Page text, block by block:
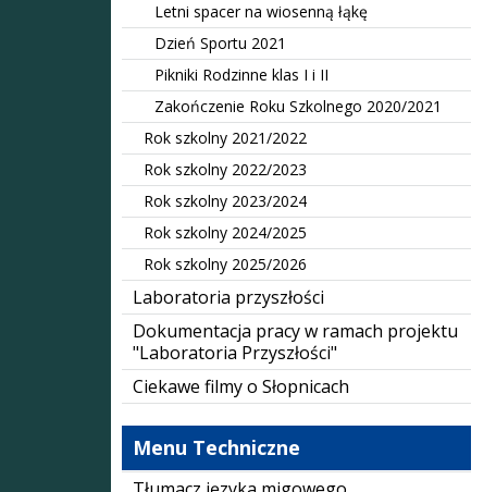
Letni spacer na wiosenną łąkę
Dzień Sportu 2021
Pikniki Rodzinne klas I i II
Zakończenie Roku Szkolnego 2020/2021
Rok szkolny 2021/2022
Rok szkolny 2022/2023
Rok szkolny 2023/2024
Rok szkolny 2024/2025
Rok szkolny 2025/2026
Laboratoria przyszłości
Dokumentacja pracy w ramach projektu
"Laboratoria Przyszłości"
Ciekawe filmy o Słopnicach
Menu Techniczne